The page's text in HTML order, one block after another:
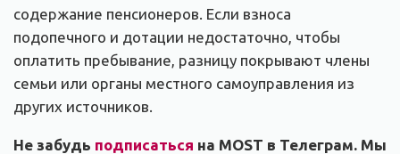
содержание пенсионеров. Если взноса
подопечного и дотации недостаточно, чтобы
оплатить пребывание, разницу покрывают члены
семьи или органы местного самоуправления из
других источников.
Не забудь подписаться на MOST в Телеграм. Мы